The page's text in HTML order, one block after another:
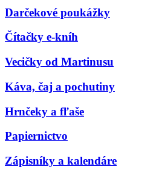
Darčekové poukážky
Čítačky e-kníh
Vecičky od Martinusu
Káva, čaj a pochutiny
Hrnčeky a fľaše
Papiernictvo
Zápisníky a kalendáre